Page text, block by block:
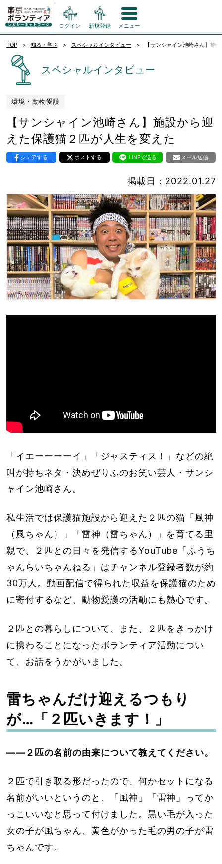
ログイン 新規登録 メニュー
TOP 知る・学ぶ スペシャルインタビュー 【サンシャイン池崎さん】施
スペシャルインタビュー
環境・動物愛護
【サンシャイン池崎さん】施設から迎
えた保護猫２匹が人生を変えた
シェアする ポストする LINEで送る メール送信
掲載日：2022.01.27
「イエーーーーイ」「ジャスティス！」などの絶
叫が持ちネタ・決めぜりふのお笑い芸人・サンシ
ャイン池崎さん。
私生活では保護猫施設から迎えた２匹の猫「風神
（風ちゃん）」「雷神（雷ちゃん）」を育てる里
親で、２匹との日々を発信するYouTube「ふうち
ゃんらいちゃんねる」はチャンネル登録者数が約
30万人。動画配信で得られた収益を保護猫のため
に寄付するなど、動物愛護の活動にも熱心です。
２匹との暮らしについて、また、２匹をきっかけ
に携わることになったボランティア活動につい
て、お話をうかがいました。
雷ちゃんだけ迎えるつもり
が…「２匹いきます！」
――２匹の名前の由来について教えてください。
２匹で引き取る形だったので、何かセットになる
名前がいいというのと、「風神」「雷神」ってか
っこいいなと思って付けました。黒い毛が入った
女の子が風ちゃん、黄色がかった毛の男の子が雷
ちゃんです。